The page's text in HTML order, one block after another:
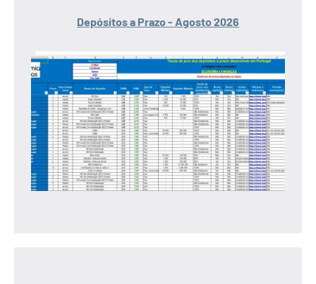
Depósitos a Prazo - Agosto 2026